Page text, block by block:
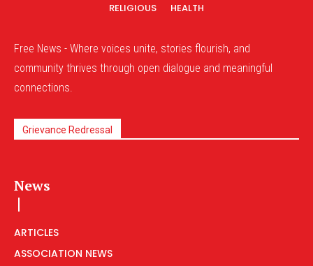
RELIGIOUS
HEALTH
Free News - Where voices unite, stories flourish, and
community thrives through open dialogue and meaningful
connections.
Grievance Redressal
News
ARTICLES
ASSOCIATION NEWS